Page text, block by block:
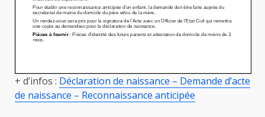
+ d’infos : Déclaration de naissance – Demande d’acte
de naissance – Reconnaissance anticipée